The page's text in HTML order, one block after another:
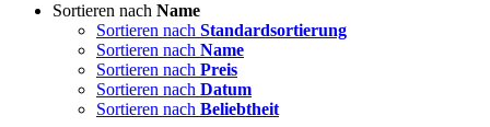
Sortieren nach Name
Sortieren nach Standardsortierung
Sortieren nach Name
Sortieren nach Preis
Sortieren nach Datum
Sortieren nach Beliebtheit